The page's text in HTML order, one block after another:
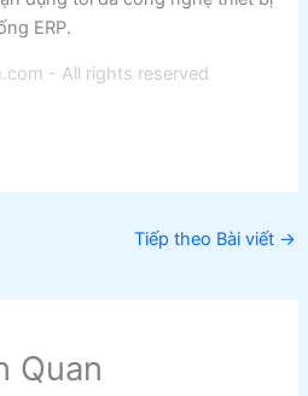
ERP.
- All rights reserved
Tiếp theo Bài viết →
Quan